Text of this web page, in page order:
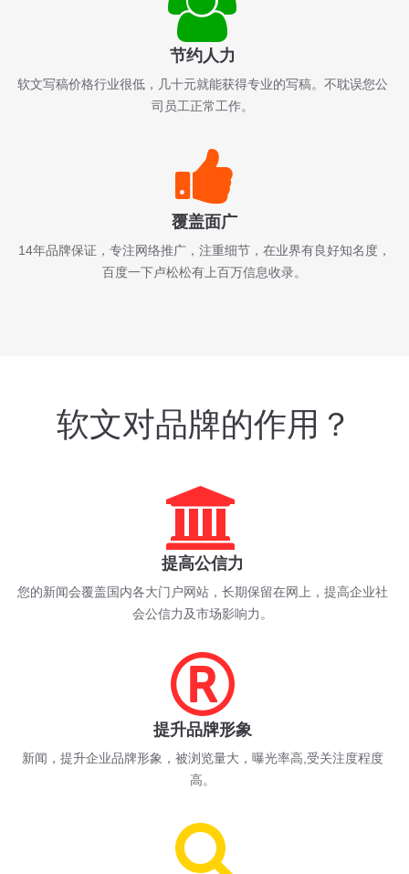
节约人力
软文写稿价格行业很低，几十元就能获得专业的写稿。不耽误您公
司员工正常工作。
覆盖面广
14年品牌保证 ，专注网络推广，注重细节，在业界有良好知名度，
百度一下卢松松有上百万信息收录。
软文对品牌的作用？
提高公信力
您的新闻会覆盖国内各大门户网站，长期保留在网上，提高企业社
会公信力及市场影响力。
提升品牌形象
新闻，提升企业品牌形象，被浏览量大，曝光率高,受关注度程度
高。